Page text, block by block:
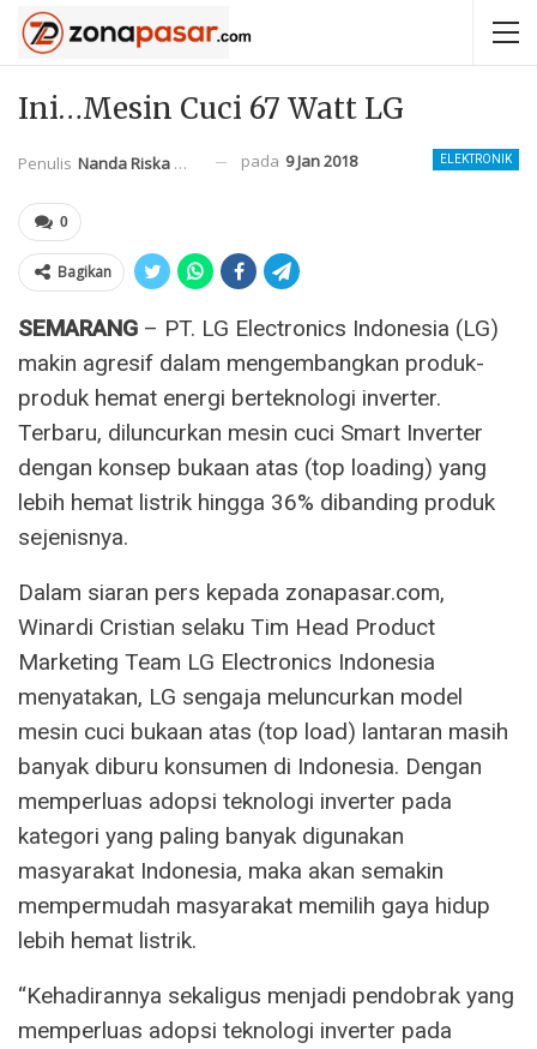
Ini…Mesin Cuci 67 Watt LG
ELEKTRONIK
Penulis Nanda Riska Mahendra pada 9 Jan 2018
0
Bagikan
SEMARANG – PT. LG Electronics Indonesia (LG)
makin agresif dalam mengembangkan produk-
produk hemat energi berteknologi inverter.
Terbaru, diluncurkan mesin cuci Smart Inverter
dengan konsep bukaan atas (top loading) yang
lebih hemat listrik hingga 36% dibanding produk
sejenisnya.
Dalam siaran pers kepada zonapasar.com,
Winardi Cristian selaku Tim Head Product
Marketing Team LG Electronics Indonesia
menyatakan, LG sengaja meluncurkan model
mesin cuci bukaan atas (top load) lantaran masih
banyak diburu konsumen di Indonesia. Dengan
memperluas adopsi teknologi inverter pada
kategori yang paling banyak digunakan
masyarakat Indonesia, maka akan semakin
mempermudah masyarakat memilih gaya hidup
lebih hemat listrik.
“Kehadirannya sekaligus menjadi pendobrak yang
memperluas adopsi teknologi inverter pada